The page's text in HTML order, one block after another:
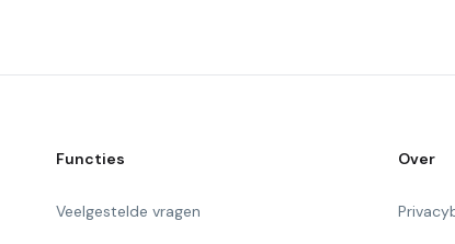
Functies
Veelgestelde vragen
Over